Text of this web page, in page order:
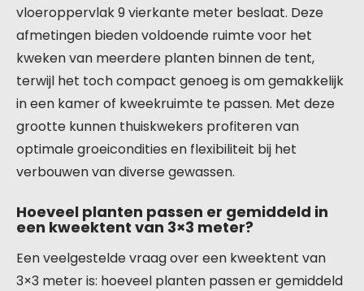
vloeroppervlak 9 vierkante meter beslaat. Deze
afmetingen bieden voldoende ruimte voor het
kweken van meerdere planten binnen de tent,
terwijl het toch compact genoeg is om gemakkelijk
in een kamer of kweekruimte te passen. Met deze
grootte kunnen thuiskwekers profiteren van
optimale groeicondities en flexibiliteit bij het
verbouwen van diverse gewassen.
Hoeveel planten passen er gemiddeld in
een kweektent van 3×3 meter?
Een veelgestelde vraag over een kweektent van
3×3 meter is: hoeveel planten passen er gemiddeld